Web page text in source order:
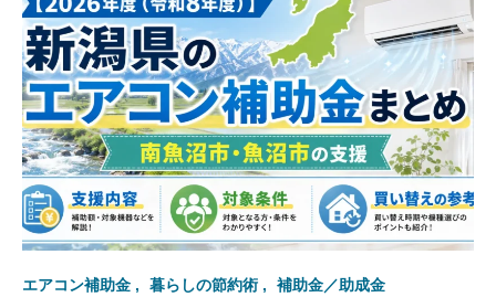
エアコン補助金 暮らしの節約術 補助金／助成金